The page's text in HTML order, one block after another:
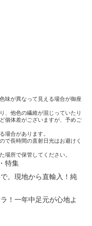
味が異なって見える場合が御座
、他色の繊維が混じっていたり
個体差がございますが、予めご
場合があります。
で長時間の直射日光はお避けく
場所で保管してください。
特集
。現地から直輸入！純
！一年中足元が心地よ